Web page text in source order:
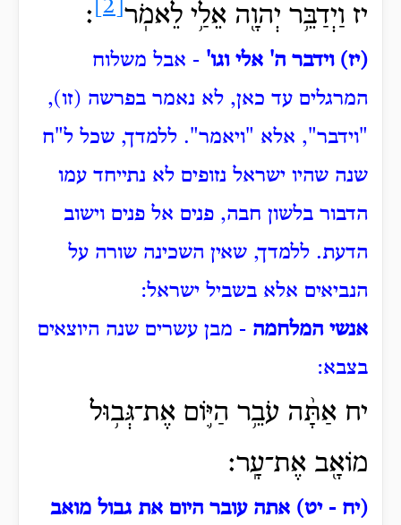
יז וַיְדַבֵּ֥ר יְהוָ֖ה אֵלַ֥י לֵאמֹֽר ׃
(יז) וידבר ה' אלי וגו' - אבל משלוח
המרגלים עד כאן, לא נאמר בפרשה (זו),
"וידבר", אלא "ויאמר". ללמדך, שכל ל"ח
שנה שהיו ישראל נזופים לא נתייחד עמו
הדבור בלשון חבה, פנים אל פנים וישוב
הדעת. ללמדך, שאין השכינה שורה על
הנביאים אלא בשביל ישראל:
אנשי המלחמה - מבן עשרים שנה היוצאים
בצבא:
יח אַתָּ֨ה עֹבֵ֥ר הַיּ֛וֹם אֶת־גְּב֥וּל
מוֹאָ֖ב אֶת־עָֽר׃
(יח - יט) אתה עובר היום את גבול מואב